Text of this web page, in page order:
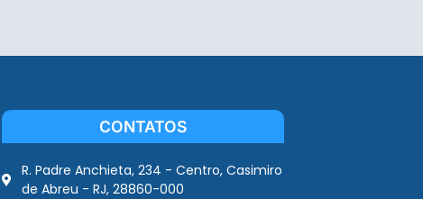
CONTATOS
R. Padre Anchieta, 234 - Centro, Casimiro
de Abreu - RJ, 28860-000